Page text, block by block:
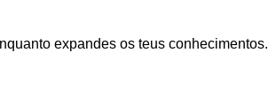
expandes os teus conhecimentos.